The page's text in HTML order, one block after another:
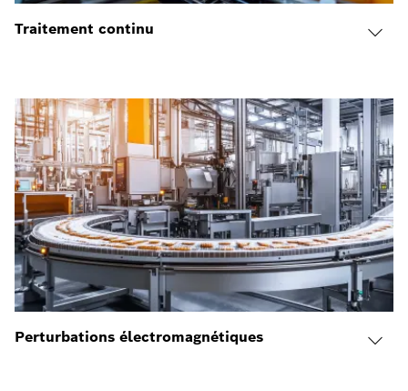
Traitement continu
Perturbations électromagnétiques